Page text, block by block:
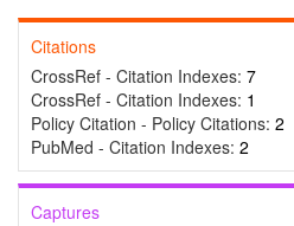
Citations
CrossRef - Citation Indexes: 7
CrossRef - Citation Indexes: 1
Policy Citation - Policy Citations: 2
PubMed - Citation Indexes: 2
Captures